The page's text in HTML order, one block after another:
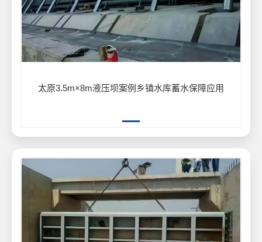
太原3.5m×8m液压坝案例乡镇水库蓄水保障应用